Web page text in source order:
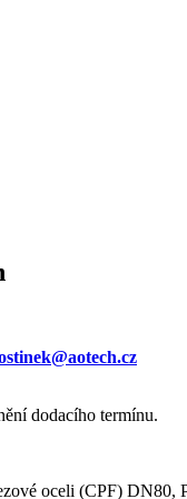
dodacího termínu.
oceli (CPF) DN80,